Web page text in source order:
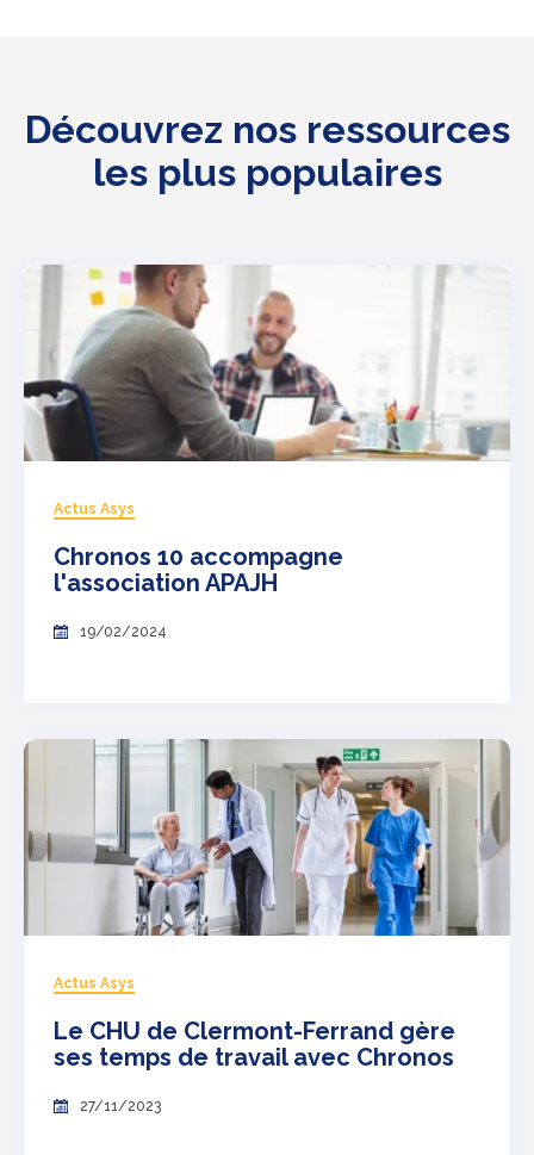
Découvrez nos ressources
les plus populaires
Actus Asys
Chronos 10 accompagne
l'association APAJH
19/02/2024
Actus Asys
Le CHU de Clermont-Ferrand gère
ses temps de travail avec Chronos
27/11/2023